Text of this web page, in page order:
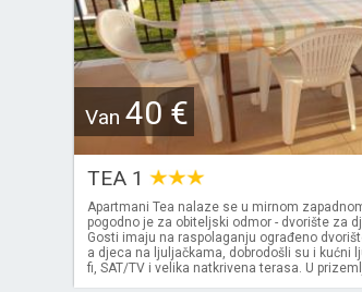
Van 40 €
TEA 1
Apartmani Tea nalaze se u mirnom
pogodno je za obiteljski odmor - dvorište za
Gosti imaju na raspolaganju ograđeno
a djeca na ljuljačkama, dobrodošli su i kućni
fi, SAT/TV i velika natkrivena terasa. U